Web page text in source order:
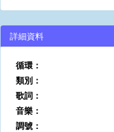
詳細資料
循環：
類別：
歌詞：
音樂：
調號：